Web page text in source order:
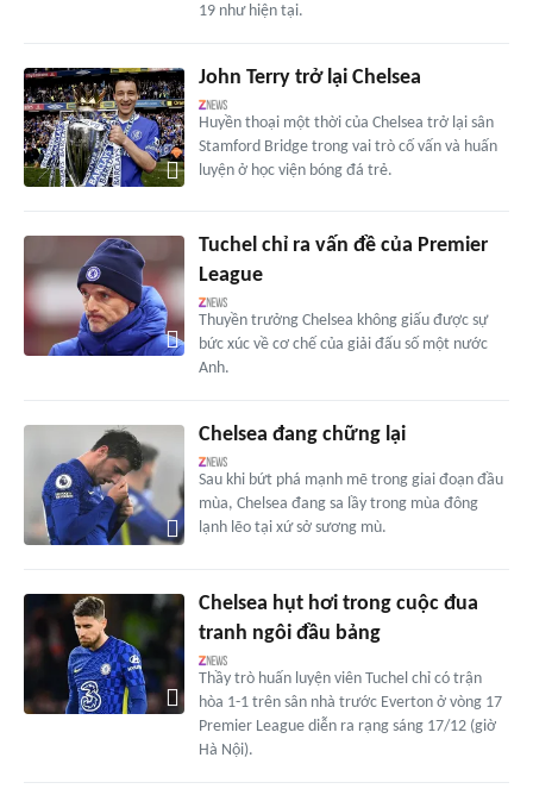
19 như hiện tại.
John Terry trở lại Chelsea
Huyền thoại một thời của Chelsea trở lại sân
Stamford Bridge trong vai trò cố vấn và huấn
luyện ở học viện bóng đá trẻ.
Tuchel chỉ ra vấn đề của Premier
League
Thuyền trưởng Chelsea không giấu được sự
bức xúc về cơ chế của giải đấu số một nước
Anh.
Chelsea đang chững lại
Sau khi bứt phá mạnh mẽ trong giai đoạn đầu
mùa, Chelsea đang sa lầy trong mùa đông
lạnh lẽo tại xứ sở sương mù.
Chelsea hụt hơi trong cuộc đua
tranh ngôi đầu bảng
Thầy trò huấn luyện viên Tuchel chỉ có trận
hòa 1-1 trên sân nhà trước Everton ở vòng 17
Premier League diễn ra rạng sáng 17/12 (giờ
Hà Nội).